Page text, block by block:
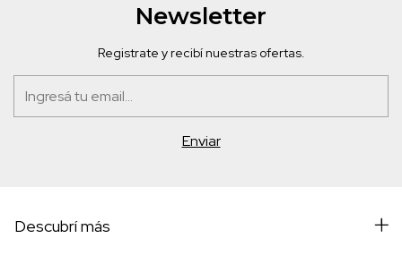
Newsletter
Registrate y recibí nuestras ofertas.
Descubrí más